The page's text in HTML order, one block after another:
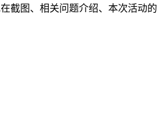
截图、相关问题介绍、本次活动的